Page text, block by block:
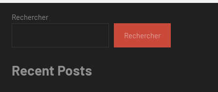
Rechercher
Rechercher
Recent Posts